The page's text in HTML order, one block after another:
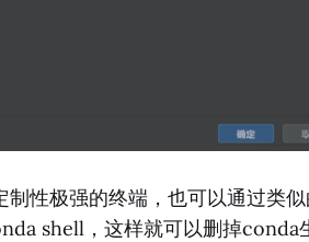
性极强的终端，也可以通过类
shell，这样就可以删掉conda